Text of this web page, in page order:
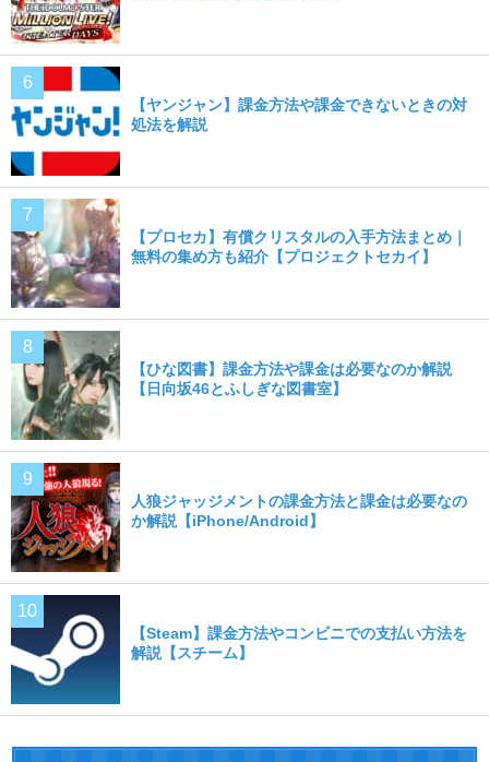
【ヤンジャン】課金方法や課金できないときの対
処法を解説
【プロセカ】有償クリスタルの入手方法まとめ｜
無料の集め方も紹介【プロジェクトセカイ】
【ひな図書】課金方法や課金は必要なのか解説
【日向坂46とふしぎな図書室】
人狼ジャッジメントの課金方法と課金は必要なの
か解説【iPhone/Android】
【Steam】課金方法やコンビニでの支払い方法を
解説【スチーム】